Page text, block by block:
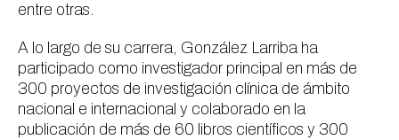
entre otras.
A lo largo de su carrera, González Larriba ha
participado como investigador principal en más de
300 proyectos de investigación clínica de ámbito
nacional e internacional y colaborado en la
publicación de más de 60 libros científicos y 300